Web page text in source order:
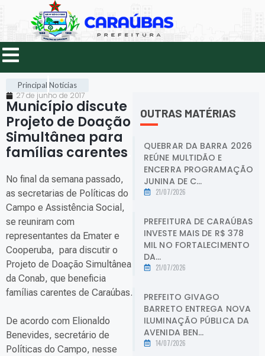
Principal Notícias
27 de junho de 2017
Município discute
Projeto de Doação
Simultânea para
famílias carentes
No final da semana passado,
as secretarias de Políticas do
Campo e Assistência Social,
se reuniram com
representantes da Emater e
Cooperuba, para discutir o
Projeto de Doação Simultânea
da Conab, que beneficia
famílias carentes de Caraúbas.
De acordo com Elionaldo
Benevides, secretário de
Políticas do Campo, nesse
OUTRAS MATÉRIAS
QUEBRAR DA BARRA 2026
REÚNE MULTIDÃO E
ENCERRA PROGRAMAÇÃO
JUNINA DE C...
21/07/2026
PREFEITURA DE CARAÚBAS
INVESTE MAIS DE R$ 378
MIL NO FORTALECIMENTO
DA...
21/07/2026
PREFEITO GIVAGO
BARRETO ENTREGA NOVA
ILUMINAÇÃO PÚBLICA DA
AVENIDA BEN...
14/07/2026